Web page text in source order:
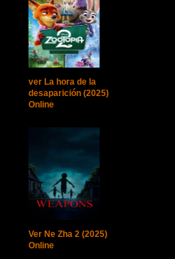
ver La hora de la
desaparición (2025)
Online
Ver Ne Zha 2 (2025)
Online